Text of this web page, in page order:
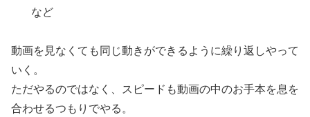
など
動画を見なくても同じ動きができるように繰り返しやって
いく。
ただやるのではなく、スピードも動画の中のお手本を息を
合わせるつもりでやる。